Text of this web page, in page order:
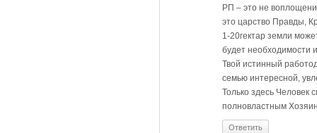
РП – это не
это царство Правды,
1-20гектар земли
будет необходимости
Твой истинный
семью интересной,
Только здесь Человек
полновластным
Ответить